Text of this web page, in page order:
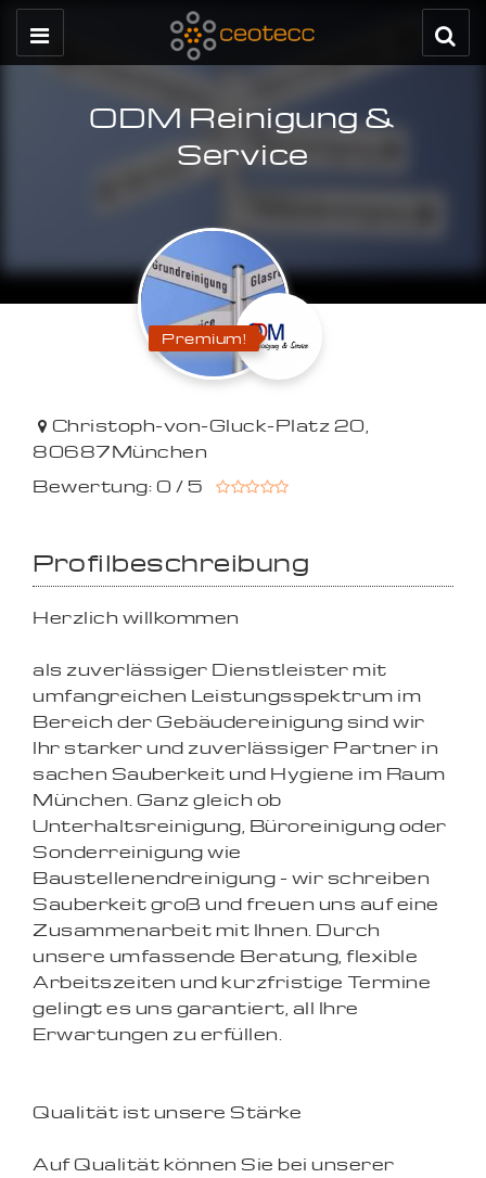
ODM Reinigung &
Service
Premium!
Christoph-von-Gluck-Platz 20,
80687München
Bewertung: 0 / 5
Profilbeschreibung
Herzlich willkommen
als zuverlässiger Dienstleister mit
umfangreichen Leistungsspektrum im
Bereich der Gebäudereinigung sind wir
Ihr starker und zuverlässiger Partner in
sachen Sauberkeit und Hygiene im Raum
München. Ganz gleich ob
Unterhaltsreinigung, Büroreinigung oder
Sonderreinigung wie
Baustellenendreinigung - wir schreiben
Sauberkeit groß und freuen uns auf eine
Zusammenarbeit mit Ihnen. Durch
unsere umfassende Beratung, flexible
Arbeitszeiten und kurzfristige Termine
gelingt es uns garantiert, all Ihre
Erwartungen zu erfüllen.
Qualität ist unsere Stärke
Auf Qualität können Sie bei unserer